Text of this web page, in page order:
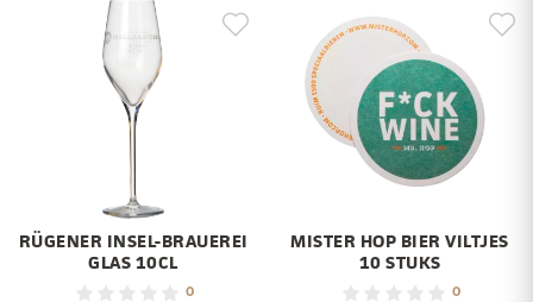
RÜGENER INSEL-BRAUEREI
GLAS 10CL
0
MISTER HOP BIER VILTJES
10 STUKS
0